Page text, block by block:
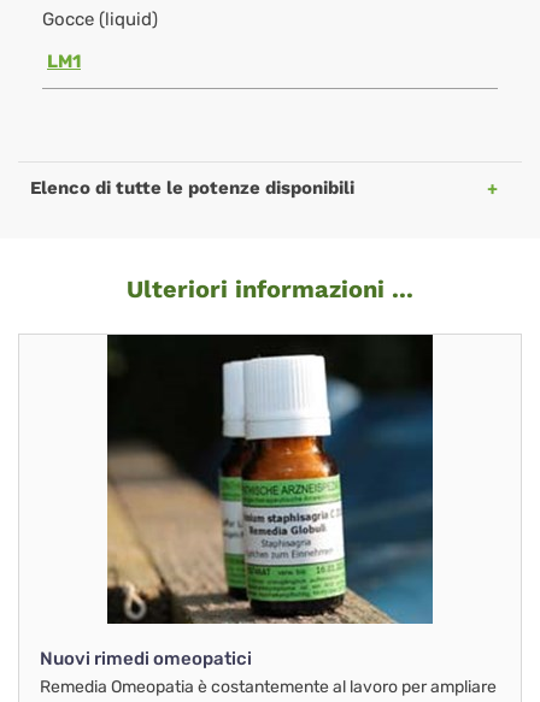
Gocce (liquid)
LM1
Elenco di tutte le potenze disponibili
Ulteriori informazioni ...
Nuovi rimedi omeopatici
Remedia Omeopatia è costantemente al lavoro per ampliare